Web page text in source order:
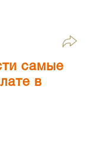
самые
в